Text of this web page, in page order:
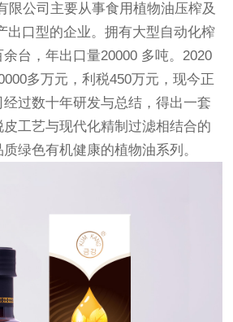
公司主要从事食用植物油压榨及
出口型的企业。拥有大型自动化榨
台，年出口量20000 多吨。2020
多万元，利税450万元，现今正
过数十年研发与总结，得出一套
工艺与现代化精制过滤相结合的
绿色有机健康的植物油系列。